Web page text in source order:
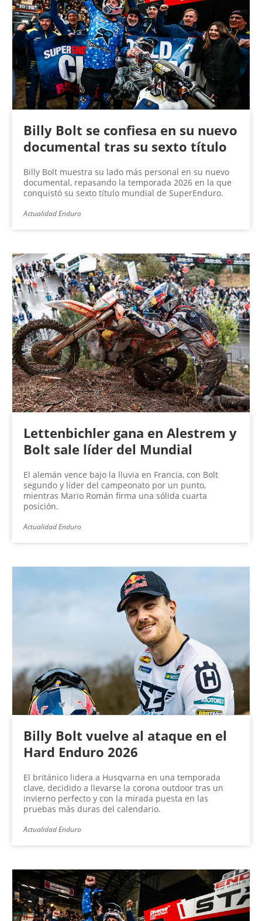
Billy Bolt se confiesa en su nuevo
documental tras su sexto título
Billy Bolt muestra su lado más personal en su nuevo
documental, repasando la temporada 2026 en la que
conquistó su sexto título mundial de SuperEnduro.
Actualidad Enduro
Lettenbichler gana en Alestrem y
Bolt sale líder del Mundial
El alemán vence bajo la lluvia en Francia, con Bolt
segundo y líder del campeonato por un punto,
mientras Mario Román firma una sólida cuarta
posición.
Actualidad Enduro
Billy Bolt vuelve al ataque en el
Hard Enduro 2026
El británico lidera a Husqvarna en una temporada
clave, decidido a llevarse la corona outdoor tras un
invierno perfecto y con la mirada puesta en las
pruebas más duras del calendario.
Actualidad Enduro